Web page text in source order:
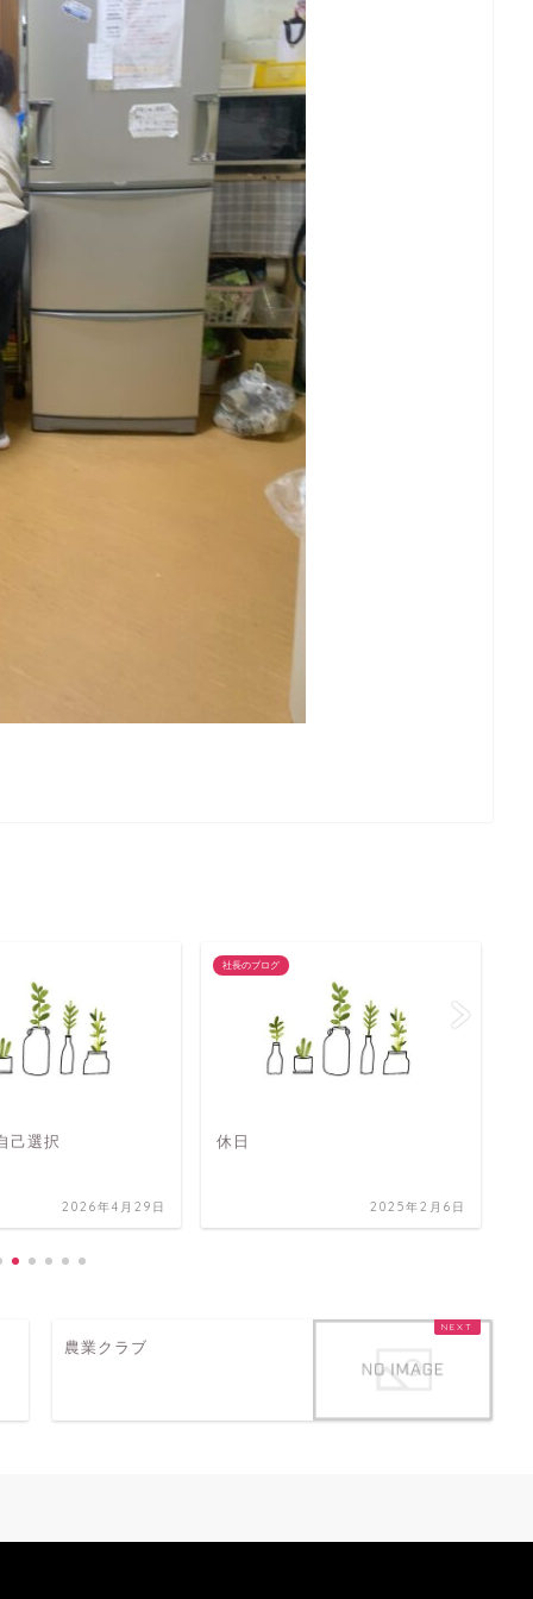
己選択
2026年4月29日
社長のブログ
休日
2025年2月6日
農業クラブ